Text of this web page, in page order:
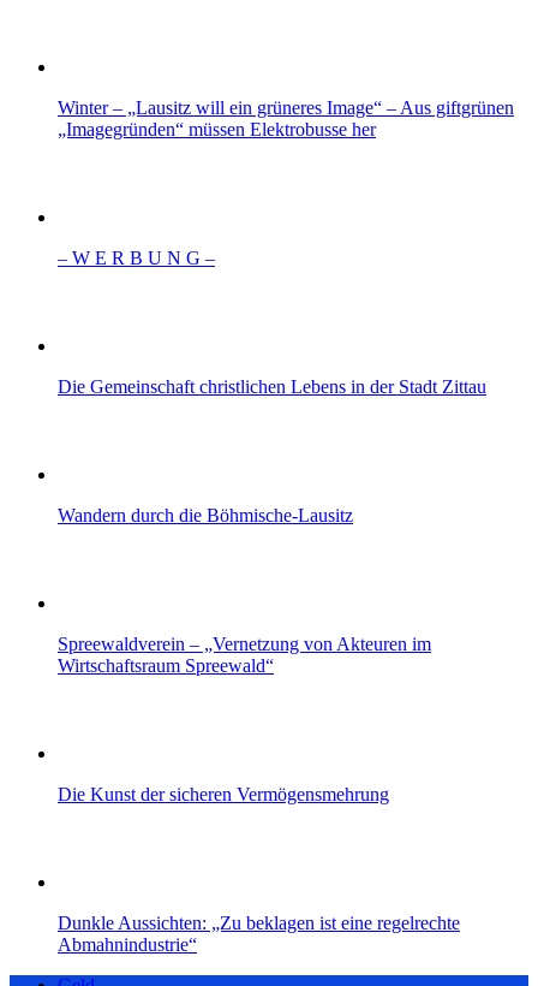
Winter – „Lausitz will ein grüneres Image“ – Aus giftgrünen
„Imagegründen“ müssen Elektrobusse her
– W Ε R Β U Ν G –
Die Gemeinschaft christlichen Lebens in der Stadt Zittau
Wandern durch die Böhmische-Lausitz
Spreewaldverein – „Vernetzung von Akteuren im
Wirtschaftsraum Spreewald“
Die Kunst der sicheren Vermögensmehrung
Dunkle Aussichten: „Zu beklagen ist eine regelrechte
Abmahnindustrie“